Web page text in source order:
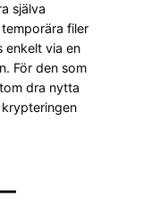
själva
filer
enkelt via en
För den som
dra nytta